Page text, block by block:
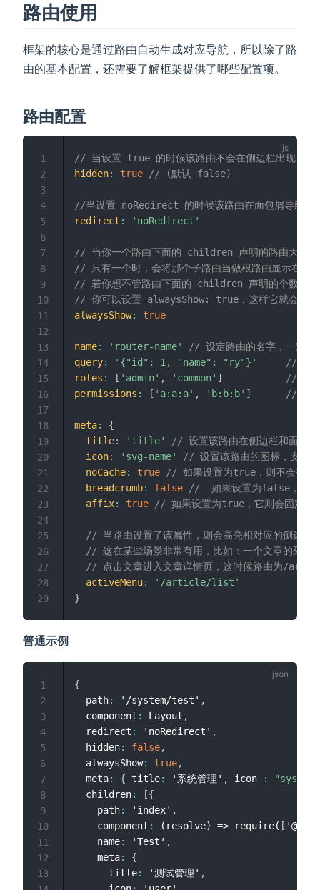
路由使用
框架的核心是通过路由自动生成对应导航，所以除了路
由的基本配置，还需要了解框架提供了哪些配置项。
路由配置
// 当设置 true 的时候该路由不会在侧边栏出现 如
hidden: true // (默认 false)
//当设置 noRedirect 的时候该路由在面包屑导航中
redirect : 'noRedirect'
// 当你一个路由下面的 children 声明的路由大于1
// 只有一个时，会将那个子路由当做根路由显示在侧
// 若你想不管路由下面的 children 声明的个数都显
// 你可以设置 alwaysShow: true，这样它就会忽略
alwaysShow: true
name: 'router-name'
// 设定路由的名字，一定
query: '{"id": 1, "name": "ry"}'
// 访问
roles : [ 'admin' , 'common' ]
// 访问
permissions : [ 'a:a:a' , 'b:b:b' ] // 访问
meta:
{
title: 'title'
// 设置该路由在侧边栏和面包屑
icon: 'svg-name'
// 设置该路由的图标，支
noCache: true
// 如果设置为true，则不会被
breadcrumb: false
//  如果设置为false，则
affix: true // 如果设置为true，它则会固定
// 当路由设置了该属性，则会高亮相对应的侧边栏
// 这在某些场景非常有用，比如：一个文章的
// 点击文章进入文章详情页，这时候路由为/
activeMenu:
'/article/list'
}
1
2
3
4
5
6
7
8
9
10
11
12
13
14
15
16
17
18
19
20
21
22
23
24
25
26
27
28
29
普通示例
{
  path
: '/system/test' ,
  component
: Layout ,
  redirect
: 'noRedirect' ,
  hidden
: false,
  alwaysShow
: true,
  meta
: { title: '系统管理' , icon :
"system"
  children
: [{
    path
: 'index' ,
    component
: (resolve) => require( [ '@/
    name
: 'Test' ,
    meta
:
{
      title
: '测试管理' ,
1
2
3
4
5
6
7
8
9
10
11
12
13